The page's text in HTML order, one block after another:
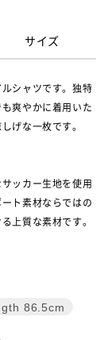
サイズ
シャツです。独特
爽やかに着用いた
げな一枚です。
ッカー生地を使用
ト素材ならではの
上質な素材です。
86.5cm